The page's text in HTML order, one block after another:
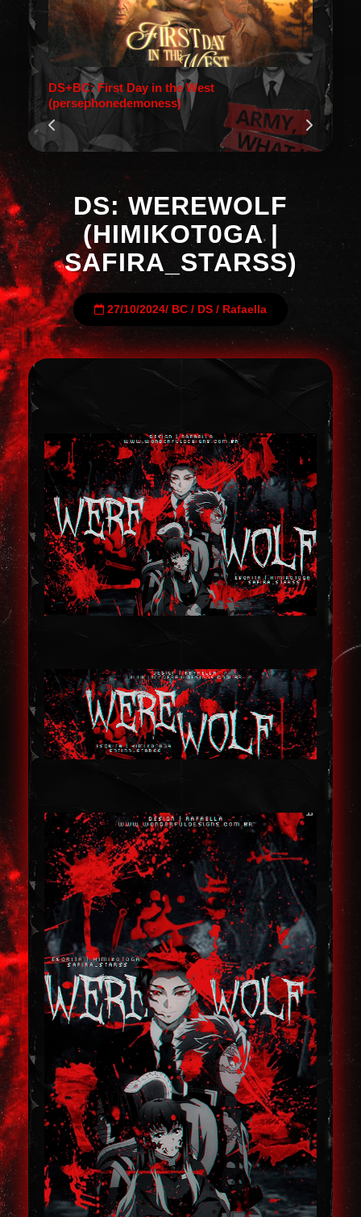
DS+BC: First Day in the West
(persephonedemoness)
DS: WEREWOLF
(HIMIKOT0GA |
SAFIRA_STARSS)
27/10/2024/ BC / DS / Rafaella